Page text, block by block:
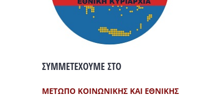
ΣΥΜΜΕΤΕΧΟΥΜΕ ΣΤΟ
ΜΕΤΩΠΟ ΚΟΙΝΩΝΙΚΗΣ ΚΑΙ ΕΘΝΙΚΗΣ